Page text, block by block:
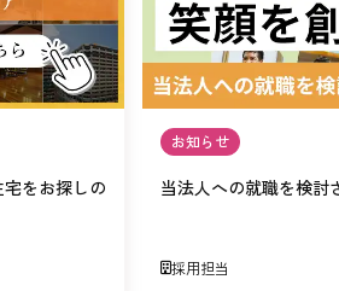
をお探しの
お知らせ
当法人への就職を検討
採用担当